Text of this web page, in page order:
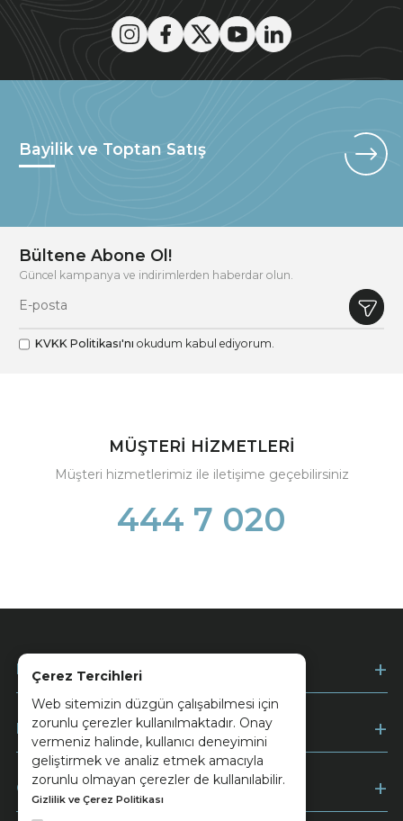
Çerez Tercihleri
Web sitemizin düzgün çalışabilmesi için
zorunlu çerezler kullanılmaktadır. Onay
vermeniz halinde, kullanıcı deneyimini
geliştirmek ve analiz etmek amacıyla
zorunlu olmayan çerezler de kullanılabilir.
Gizlilik ve Çerez Politikası
Bayilik ve Toptan Satış
Bültene Abone Ol!
Güncel kampanya ve indirimlerden haberdar olun.
KVKK Politikası'nı okudum kabul ediyorum.
MÜŞTERİ HİZMETLERİ
Müşteri hizmetlerimiz ile iletişime geçebilirsiniz
444 7 020
Kurumsal
Müşteri Hizmetleri
Ödeme